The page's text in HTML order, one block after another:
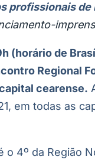
profissionais
(horário de
Regional
cearense.
em todas as
o 4º da Região